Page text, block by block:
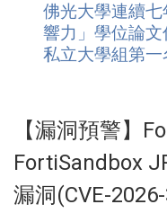
佛光大學連續
響力」學位論文
私立大學組第一
【漏洞預警】
FortiSandbox
漏洞(CVE-